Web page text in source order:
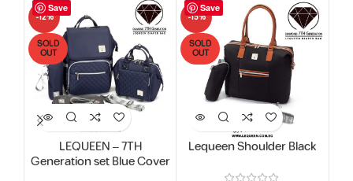
Save
-12%
SOLD
OUT
LEQUEEN – 7TH
Generation set Blue Cover
Save
-15%
SOLD
OUT
Lequeen Shoulder Black